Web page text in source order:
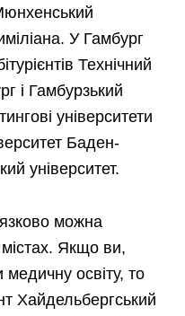
У Гамбург
Технічний
і Гамбурзький
університети
Баден-
університет.
можна
Якщо ви,
освіту, то
Хайдельбергський